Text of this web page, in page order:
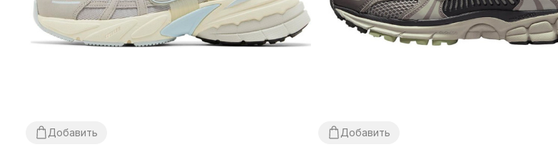
Добавить Добавить